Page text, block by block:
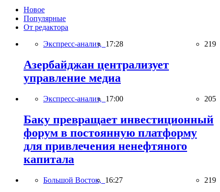
Новое
Популярные
От редактора
Экспресс-анализ, 17:28 219
Азербайджан централизует
управление медиа
Экспресс-анализ, 17:00 205
Баку превращает инвестиционный
форум в постоянную платформу
для привлечения ненефтяного
капитала
Большой Восток, 16:27 219